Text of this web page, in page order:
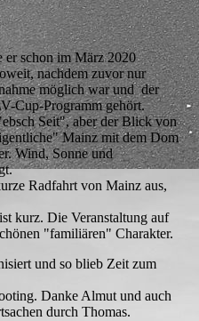
er schon im März 2020
nachdem zuvor nur
möglich war und der
Cup-Programm gehört.
Seit", aber der Blick von
Mainz mit dem Dom
Wind, Sonne und
Radfahrt von Mainz aus,
kurz. Die Veranstaltung auf
"familiären" Charakter.
und so blieb Zeit zum
Danke Almut und auch
durch Thomas.